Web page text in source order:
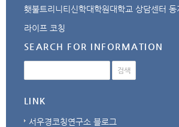
횃불트리니티신학대학원대학교 상담센터 동
라이프 코칭
SEARCH FOR INFORMATION
LINK
서우경코칭연구소 블로그